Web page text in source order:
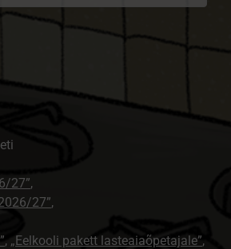
27”,
27”,
, „Eelkooli pakett lasteaiaõpetajale”,